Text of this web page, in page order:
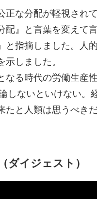
正な分配が軽視され
』と言葉を変えて
と指摘しました。人
しました。
なる時代の労働生
しないといけない
たと人類は思うべき
ダイジェスト）